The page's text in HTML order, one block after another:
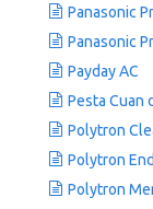
Panasonic
Panasonic
Payday AC
Pesta Cuan
Polytron
Polytron
Polytron